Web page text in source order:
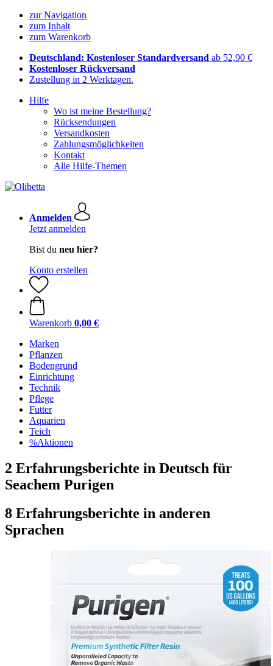
zur Navigation
zum Inhalt
zum Warenkorb
Deutschland: Kostenloser Standardversand ab 52,90 €
Kostenloser Rückversand
Zustellung in 2 Werktagen.
Hilfe
Wo ist meine Bestellung?
Rücksendungen
Versandkosten
Zahlungsmöglichkeiten
Kontakt
Alle Hilfe-Themen
Anmelden
Jetzt anmelden
Bist du neu hier?
Konto erstellen
Warenkorb 0,00 €
Marken
Pflanzen
Bodengrund
Einrichtung
Technik
Pflege
Futter
Aquarien
Teich
%Aktionen
2 Erfahrungsberichte in Deutsch für
Seachem Purigen
8 Erfahrungsberichte in anderen
Sprachen